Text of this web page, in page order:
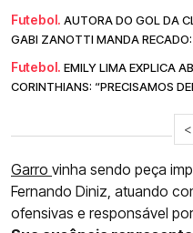
Futebol. AUTORA DO GOL DA
GABI ZANOTTI MANDA RECADO:
Futebol. EMILY LIMA EXPLICA
CORINTHIANS: “PRECISAMOS
<
Garro vinha sendo peça
Fernando Diniz, atuando
ofensivas e responsável